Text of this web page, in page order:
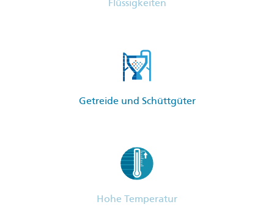
Flüssigkeiten
Getreide und Schüttgüter
Hohe Temperatur